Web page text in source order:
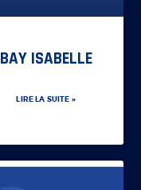
BAY ISABELLE
LIRE LA SUITE »